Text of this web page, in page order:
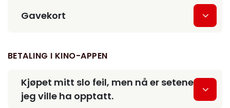
Gavekort
BETALING I KINO-APPEN
Kjøpet mitt slo feil, men nå er setene
jeg ville ha opptatt.